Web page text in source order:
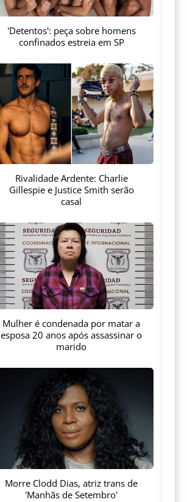
'Detentos': peça sobre homens
confinados estreia em SP
Rivalidade Ardente: Charlie
Gillespie e Justice Smith serão
casal
Mulher é condenada por matar a
esposa 20 anos após assassinar o
marido
Morre Clodd Dias, atriz trans de
'Manhãs de Setembro'